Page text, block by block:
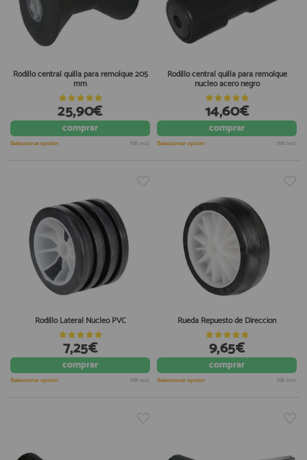
Rodillo central quilla para remolque 205
mm
25,90€
comprar
Seleccionar opción IVA incl.
Rodillo central quilla para remolque
nucleo acero negro
14,60€
comprar
Seleccionar opción IVA incl.
Rodillo Lateral Nucleo PVC
7,25€
comprar
Seleccionar opción IVA incl.
Rueda Repuesto de Direccion
9,65€
comprar
Seleccionar opción IVA incl.